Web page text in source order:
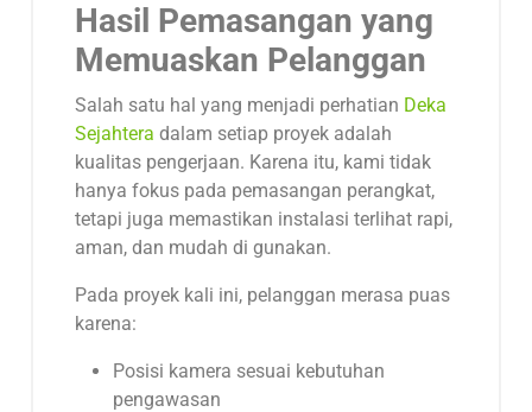
Hasil Pemasangan yang
Memuaskan Pelanggan
Salah satu hal yang menjadi perhatian Deka
Sejahtera dalam setiap proyek adalah
kualitas pengerjaan. Karena itu, kami tidak
hanya fokus pada pemasangan perangkat,
tetapi juga memastikan instalasi terlihat rapi,
aman, dan mudah di gunakan.
Pada proyek kali ini, pelanggan merasa puas
karena:
Posisi kamera sesuai kebutuhan
pengawasan